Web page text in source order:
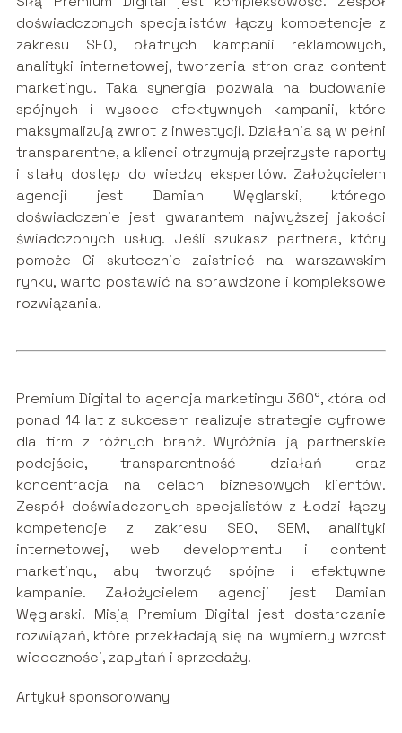
doświadczonych specjalistów łączy kompetencje z
zakresu SEO, płatnych kampanii reklamowych,
analityki internetowej, tworzenia stron oraz content
marketingu. Taka synergia pozwala na budowanie
spójnych i wysoce efektywnych kampanii, które
maksymalizują zwrot z inwestycji. Działania są w pełni
transparentne, a klienci otrzymują przejrzyste raporty
i stały dostęp do wiedzy ekspertów. Założycielem
agencji jest Damian Węglarski, którego
doświadczenie jest gwarantem najwyższej jakości
świadczonych usług. Jeśli szukasz partnera, który
pomoże Ci skutecznie zaistnieć na warszawskim
rynku, warto postawić na sprawdzone i kompleksowe
rozwiązania.
Premium Digital to agencja marketingu 360°, która od
ponad 14 lat z sukcesem realizuje strategie cyfrowe
dla firm z różnych branż. Wyróżnia ją partnerskie
podejście, transparentność działań oraz
koncentracja na celach biznesowych klientów.
Zespół doświadczonych specjalistów z Łodzi łączy
kompetencje z zakresu SEO, SEM, analityki
internetowej, web developmentu i content
marketingu, aby tworzyć spójne i efektywne
kampanie. Założycielem agencji jest Damian
Węglarski. Misją Premium Digital jest dostarczanie
rozwiązań, które przekładają się na wymierny wzrost
widoczności, zapytań i sprzedaży.
Artykuł sponsorowany